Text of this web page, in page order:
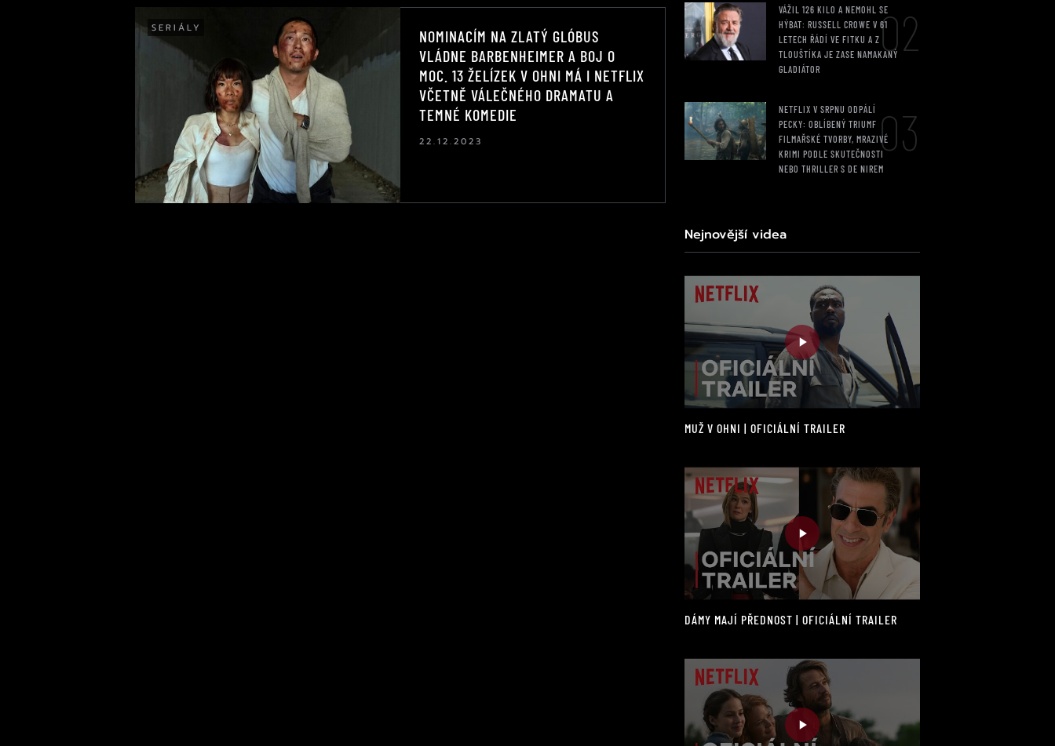
SERIÁLY
NOMINACÍM NA ZLATÝ GLÓBUS
VLÁDNE BARBENHEIMER A BOJ O
MOC. 13 ŽELÍZEK V OHNI MÁ I NETFLIX
VČETNĚ VÁLEČNÉHO DRAMATU A
TEMNÉ KOMEDIE
22.12.2023
VÁŽIL 126 KILO A NEMOHL SE
HÝBAT: RUSSELL CROWE V 61
LETECH ŘÁDÍ VE FITKU A Z
TLOUŠTÍKA JE ZASE NAMAKANÝ
GLADIÁTOR
02
NETFLIX V SRPNU ODPÁLÍ
PECKY: OBLÍBENÝ TRIUMF
FILMAŘSKÉ TVORBY, MRAZIVÉ
KRIMI PODLE SKUTEČNOSTI
NEBO THRILLER S DE NIREM
03
Nejnovější videa
MUŽ V OHNI | OFICIÁLNÍ TRAILER
DÁMY MAJÍ PŘEDNOST | OFICIÁLNÍ TRAILER